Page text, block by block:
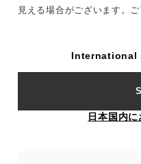
見える場合がございます。ご
International
日本国内